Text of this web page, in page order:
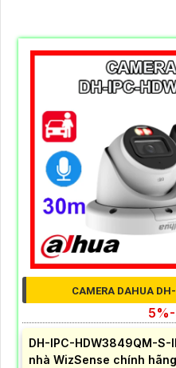
CAMERA DAHUA
DH-IPC-HDW3849QM-
nhà WizSense chính